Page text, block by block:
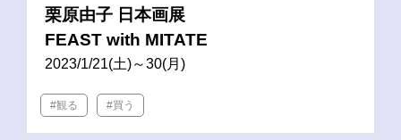
栗原由子 日本画展
FEAST with MITATE
2023/1/21(土)～30(月)
#観る #買う